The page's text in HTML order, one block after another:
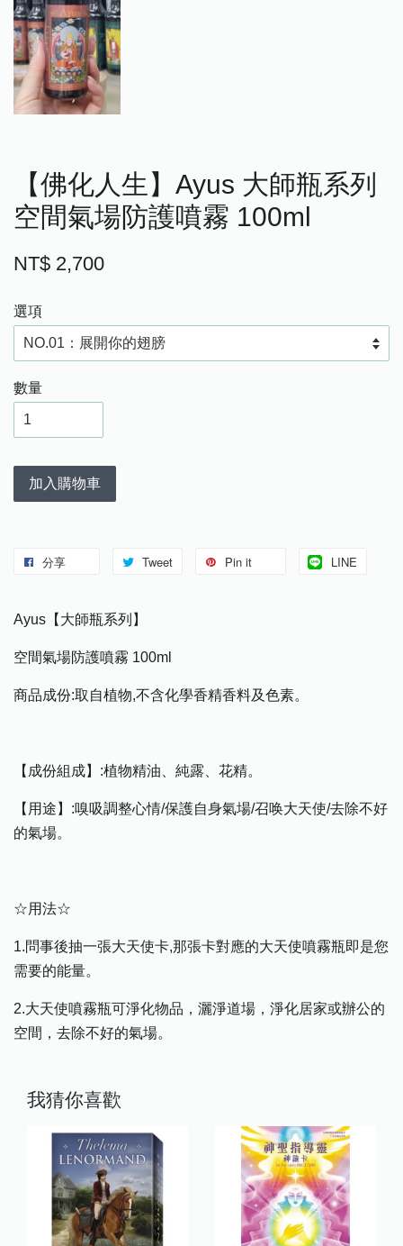
【佛化人生】Ayus 大師瓶系列
空間氣場防護噴霧 100ml
NT$ 2,700
選項
數量
加入購物車
分享 Tweet Pin it LINE
Ayus【大師瓶系列】
空間氣場防護噴霧 100ml
商品成份:取自植物,不含化學香精香料及色素。
【成份組成】:植物精油、純露、花精。
【用途】:嗅吸調整心情/保護自身氣場/召唤大天使/去除不好
的氣場。
☆用法☆
1.問事後抽一張大天使卡,那張卡對應的大天使噴霧瓶即是您
需要的能量。
2.大天使噴霧瓶可淨化物品，灑淨道場，淨化居家或辦公的
空間，去除不好的氣場。
我猜你喜歡